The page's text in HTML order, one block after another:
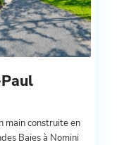
main construite en
Baies à Nomini